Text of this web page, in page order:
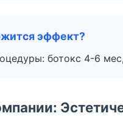
эффект?
ботокс 4-6